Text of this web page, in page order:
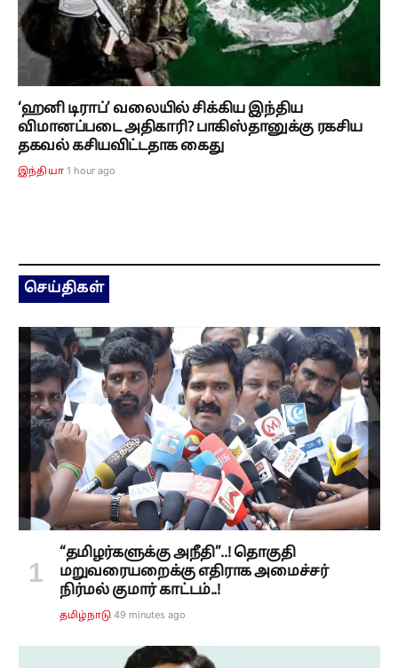
‘ஹனி டிராப்’ வலையில் சிக்கிய இந்திய
விமானப்படை அதிகாரி? பாகிஸ்தானுக்கு ரகசிய
தகவல் கசியவிட்டதாக கைது
இந்தியா 1 hour ago
செய்திகள்
“தமிழர்களுக்கு அநீதி”..! தொகுதி
மறுவரையறைக்கு எதிராக அமைச்சர்
நிர்மல் குமார் காட்டம்..!
தமிழ்நாடு 49 minutes ago